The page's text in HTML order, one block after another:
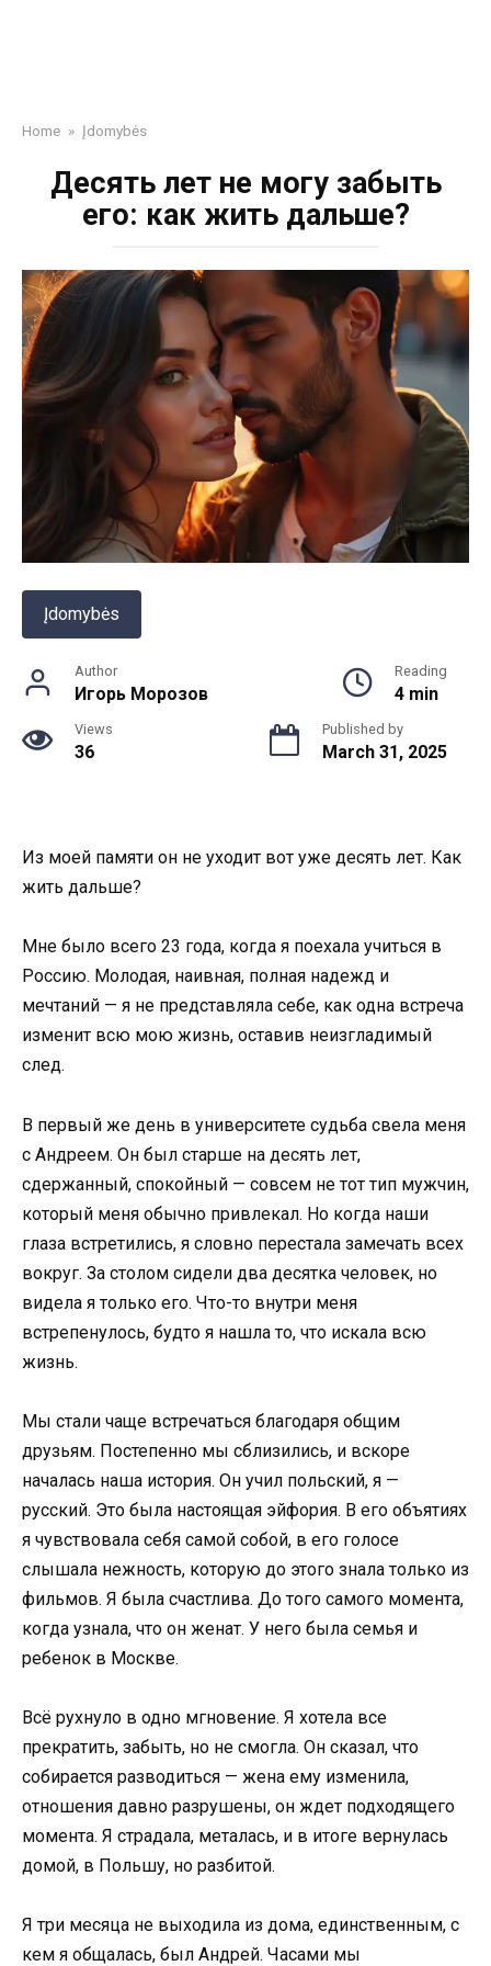
Home » Įdomybės
Десять лет не могу забыть
его: как жить дальше?
Įdomybės
Author
Игорь Морозов
Reading
4 min
Views
36
Published by
March 31, 2025
Из моей памяти он не уходит вот уже десять лет. Как
жить дальше?
Мне было всего 23 года, когда я поехала учиться в
Россию. Молодая, наивная, полная надежд и
мечтаний — я не представляла себе, как одна встреча
изменит всю мою жизнь, оставив неизгладимый
след.
В первый же день в университете судьба свела меня
с Андреем. Он был старше на десять лет,
сдержанный, спокойный — совсем не тот тип мужчин,
который меня обычно привлекал. Но когда наши
глаза встретились, я словно перестала замечать всех
вокруг. За столом сидели два десятка человек, но
видела я только его. Что-то внутри меня
встрепенулось, будто я нашла то, что искала всю
жизнь.
Мы стали чаще встречаться благодаря общим
друзьям. Постепенно мы сблизились, и вскоре
началась наша история. Он учил польский, я —
русский. Это была настоящая эйфория. В его объятиях
я чувствовала себя самой собой, в его голосе
слышала нежность, которую до этого знала только из
фильмов. Я была счастлива. До того самого момента,
когда узнала, что он женат. У него была семья и
ребенок в Москве.
Всё рухнуло в одно мгновение. Я хотела все
прекратить, забыть, но не смогла. Он сказал, что
собирается разводиться — жена ему изменила,
отношения давно разрушены, он ждет подходящего
момента. Я страдала, металась, и в итоге вернулась
домой, в Польшу, но разбитой.
Я три месяца не выходила из дома, единственным, с
кем я общалась, был Андрей. Часами мы